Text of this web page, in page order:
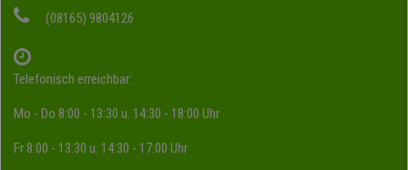
(08165) 9804126
Telefonisch erreichbar:
Mo - Do 8:00 - 13:30 u. 14:30 - 18:00 Uhr
Fr 8:00 - 13:30 u. 14:30 - 17:00 Uhr